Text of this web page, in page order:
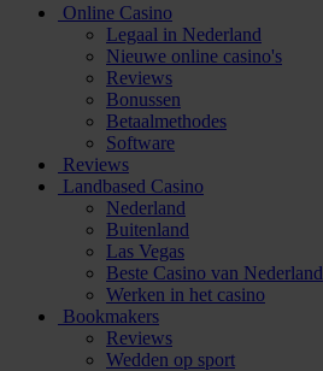
Online Casino
Legaal in Nederland
Nieuwe online casino's
Reviews
Bonussen
Betaalmethodes
Software
Reviews
Landbased Casino
Nederland
Buitenland
Las Vegas
Beste Casino van Nederland
Werken in het casino
Bookmakers
Reviews
Wedden op sport